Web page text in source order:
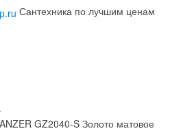
Сантехника по лучшим ценам
GZ2040-S Золото матовое